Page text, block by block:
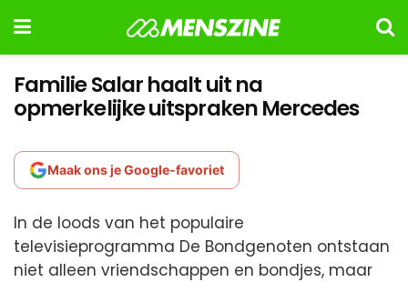
Familie Salar haalt uit na
opmerkelijke uitspraken Mercedes
Maak ons je Google-favoriet
In de loods van het populaire
televisieprogramma De Bondgenoten ontstaan
niet alleen vriendschappen en bondjes, maar